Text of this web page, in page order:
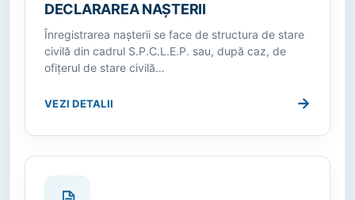
DECLARAREA NAŞTERII
Înregistrarea naşterii se face de structura de stare
civilă din cadrul S.P.C.L.E.P. sau, după caz, de
ofiţerul de stare civilă…
VEZI DETALII →